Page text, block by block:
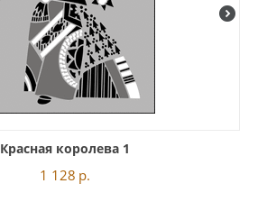
Красная королева 1
1 128 р.